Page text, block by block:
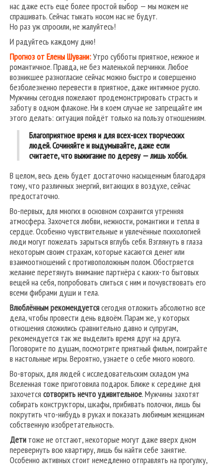
нас даже есть еще более простой выбор — мы можем не
спрашивать. Сейчас тыкать носом нас не будут.
Но раз уж спросили, не жалуйтесь!
И радуйтесь каждому дню!
Прогноз от Елены Шувани:Утро субботы приятное, нежное и
романтичное. Правда, не без маленькой перчинки. Любое
возникшее разногласие сейчас можно быстро и совершенно
безболезненно перевести в приятное, даже интимное русло.
Мужчины сегодня пожелают продемонстрировать страсть и
заботу в одном флаконе. Ни в коем случае не запрещайте им
этого делать: ситуация пойдёт только на пользу отношениям.
Благоприятное время и для всех-всех творческих
людей. Сочиняйте и выдумывайте, даже если
считаете, что выжигание по дереву — лишь хобби.
В целом, весь день будет достаточно насыщенным благодаря
тому, что различных энергий, витающих в воздухе, сейчас
предостаточно.
Во-первых, для многих в основном сохранится утренняя
атмосфера. Захочется любви, нежности, романтики и тепла в
сердце. Особенно чувствительные и увлечённые психологией
люди могут пожелать зарыться вглубь себя. Взглянуть в глаза
некоторым своим страхам, которые касаются денег или
взаимоотношений с противоположным полом. Обостряется
желание перетянуть внимание партнёра с каких-то бытовых
вещей на себя, попробовать слиться с ним и почувствовать его
всеми фибрами души и тела.
Влюблённым рекомендуетсясегодня отложить абсолютно все
дела, чтобы провести день вдвоём. Парам же, у которых
отношения сложились сравнительно давно и супругам,
рекомендуется так же выделить время друг на друга.
Поговорите по душам, посмотрите приятный фильм, поиграйте
в настольные игры. Вероятно, узнаете о себе много нового.
Во-вторых, для людей с исследовательским складом ума
Вселенная тоже приготовила подарок. Ближе к середине дня
захочется сотворить нечто удивительное. Мужчины захотят
собирать конструкторы, шкафы, прибивать полочки, лишь бы
покрутить что-нибудь в руках и показать любимым женщинам
собственную изобретательность.
Дети тоже не отстают, некоторые могут даже вверх дном
перевернуть всю квартиру, лишь бы найти себе занятие.
Особенно активных стоит немедленно отправлять на прогулку,